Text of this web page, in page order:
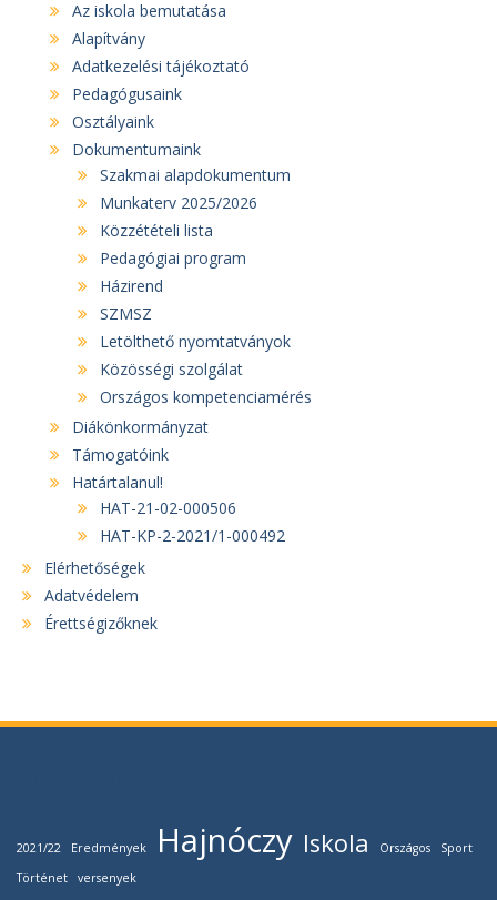
Az iskola bemutatása
Alapítvány
Adatkezelési tájékoztató
Pedagógusaink
Osztályaink
Dokumentumaink
Szakmai alapdokumentum
Munkaterv 2025/2026
Közzétételi lista
Pedagógiai program
Házirend
SZMSZ
Letölthető nyomtatványok
Közösségi szolgálat
Országos kompetenciamérés
Diákönkormányzat
Támogatóink
Határtalanul!
HAT-21-02-000506
HAT-KP-2-2021/1-000492
Elérhetőségek
Adatvédelem
Érettségizőknek
2021/22 Eredmények Hajnóczy Iskola Országos
Sport
Történet
versenyek